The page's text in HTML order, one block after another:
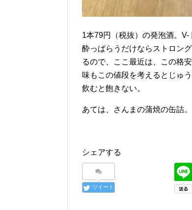
1本79円（税抜）の発泡酒。V-
酔っぱらうだけならストロン
るので、ここ最近は、この格
味もこの値段を考えるとじゅ
飲むと飽きない。
あては、さんまの蒲焼の缶詰。
シェアする
ツイート